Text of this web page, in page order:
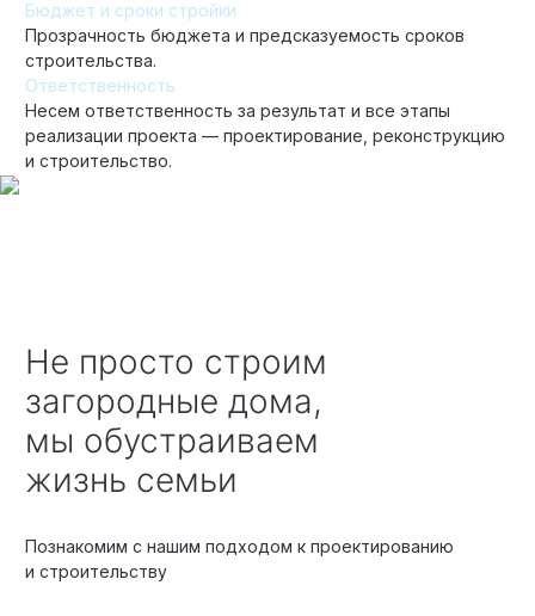
Бюджет и сроки стройки
Прозрачность бюджета и предсказуемость сроков
строительства.
Ответственность
Несем ответственность за результат и все этапы
реализации проекта — проектирование, реконструкцию
и строительство.
Не просто строим
загородные дома,
мы обустраиваем
жизнь семьи
Познакомим с нашим подходом к проектированию
и строительству